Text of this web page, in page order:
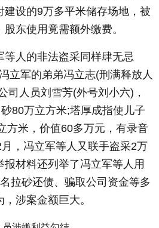
建设的9万多平米储存场地，被
东使用竟需额外缴费。
人的非法盗采同样肆无忌
立军的弟弟冯立志(刑满释放人
司人员刘雪芳(外号刘小六)，
80万立方米;塔厚成指使儿子
方米，价值60多万元，有录音
，冯立军等人又联手盗采2万
材料还列举了冯立军等人用
拉砂还债、骗取公司资金等多
涉案金额巨大。